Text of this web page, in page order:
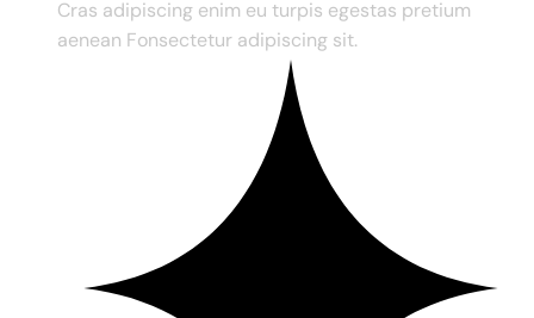
Cras adipiscing enim eu turpis egestas pretium
aenean Fonsectetur adipiscing sit.